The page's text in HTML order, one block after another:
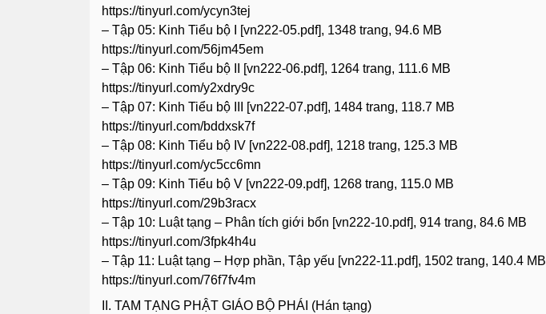
https://tinyurl.com/ycyn3tej
– Tập 05: Kinh Tiểu bộ I [vn222-05.pdf], 1348 trang, 94.6 MB
https://tinyurl.com/56jm45em
– Tập 06: Kinh Tiểu bộ II [vn222-06.pdf], 1264 trang, 111.6 MB
https://tinyurl.com/y2xdry9c
– Tập 07: Kinh Tiểu bộ III [vn222-07.pdf], 1484 trang, 118.7 MB
https://tinyurl.com/bddxsk7f
– Tập 08: Kinh Tiểu bộ IV [vn222-08.pdf], 1218 trang, 125.3 MB
https://tinyurl.com/yc5cc6mn
– Tập 09: Kinh Tiểu bộ V [vn222-09.pdf], 1268 trang, 115.0 MB
https://tinyurl.com/29b3racx
– Tập 10: Luật tạng – Phân tích giới bổn [vn222-10.pdf], 914 trang, 84.6 MB
https://tinyurl.com/3fpk4h4u
– Tập 11: Luật tạng – Hợp phần, Tập yếu [vn222-11.pdf], 1502 trang, 140.4 MB
https://tinyurl.com/76f7fv4m
II. TAM TẠNG PHẬT GIÁO BỘ PHÁI (Hán tạng)